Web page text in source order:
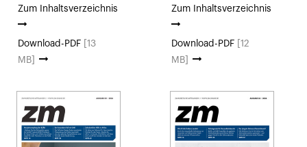
Zum Inhaltsverzeichnis
Download-PDF
[13
MB]
Zum Inhaltsverzeichnis
Download-PDF
[12
MB]